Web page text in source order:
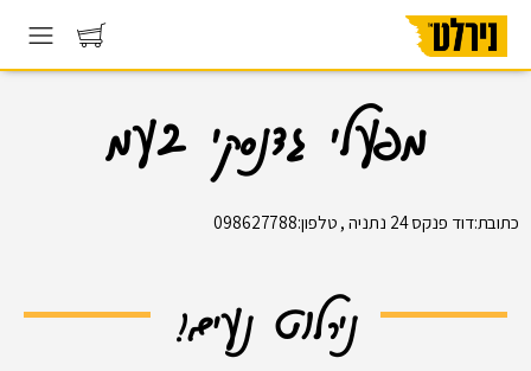
מפעלי גדנסקי בעמ
כתובת:דוד פנקס 24 נתניה , טלפון:098627788
נירלוט נעים!